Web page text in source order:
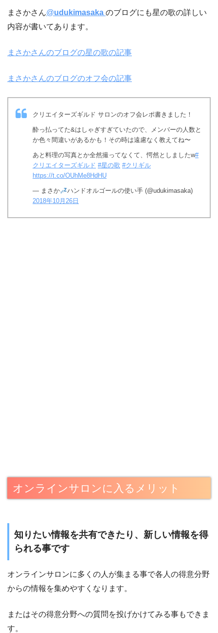
まさかさん@udukimasaka のブログにも星の歌の詳しい
内容が書いてあります。
まさかさんのブログの星の歌の記事
まさかさんのブログのオフ会の記事
クリエイターズギルド サロンのオフ会レポ書きました！
酔っ払ってた&はしゃぎすぎていたので、メンバーの人数と
か色々間違いがあるかも！その時は遠慮なく教えてね〜
あと料理の写真とか全然撮ってなくて、愕然としましたw#
クリエイターズギルド #星の歌 #クリギル
https://t.co/OUhMe8HdHU
— まさか
ハンドオルゴールの使い手 (@udukimasaka)
2018年10月26日
オンラインサロンに入るメリット
知りたい情報を共有できたり、新しい情報を得
られる事です
オンラインサロンに多くの人が集まる事で各人の得意分野
からの情報を集めやすくなります。
またはその得意分野への質問を投げかけてみる事もできま
す。